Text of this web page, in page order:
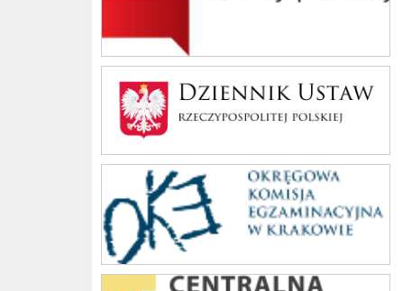
Dziennik Polski
oke_krakow
cke